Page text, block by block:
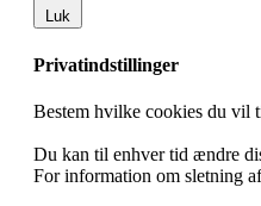
Luk
Privatindstillinger
Bestem hvilke cookies du vil
Du kan til enhver tid ændre
For information om sletning